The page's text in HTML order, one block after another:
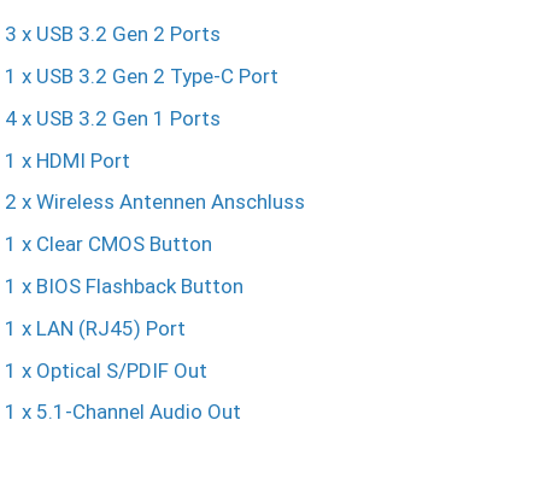
3 x USB 3.2 Gen 2 Ports
1 x USB 3.2 Gen 2 Type-C Port
4 x USB 3.2 Gen 1 Ports
1 x HDMI Port
2 x Wireless Antennen Anschluss
1 x Clear CMOS Button
1 x BIOS Flashback Button
1 x LAN (RJ45) Port
1 x Optical S/PDIF Out
1 x 5.1-Channel Audio Out